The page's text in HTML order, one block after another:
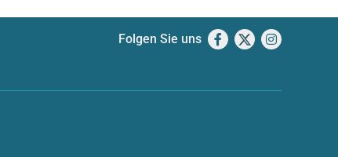
Folgen Sie uns Facebook
X Instagram